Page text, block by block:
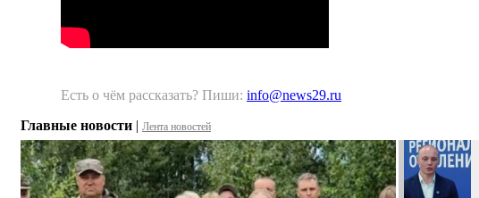
Есть о чём рассказать? Пиши: info@news29.ru
Главные новости | Лента новостей